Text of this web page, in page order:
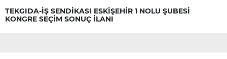
TEKGIDA-İŞ SENDİKASI ESKİŞEHİR 1 NOLU ŞUBESİ
KONGRE SEÇİM SONUÇ İLANI